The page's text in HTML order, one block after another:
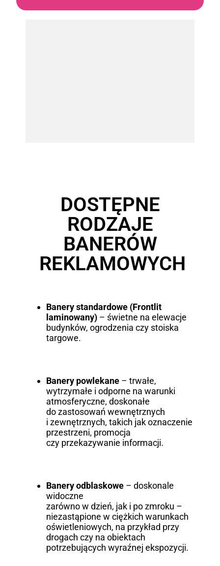
DOSTĘPNE
RODZAJE
BANERÓW
REKLAMOWYCH
Banery standardowe (Frontlit
laminowany)– świetne na elewacje
budynków, ogrodzenia czy stoiska
targowe.
Banery powlekane– trwałe,
wytrzymałe i odporne na warunki
atmosferyczne, doskonałe
do zastosowań wewnętrznych
i zewnętrznych, takich jak oznaczenie
przestrzeni, promocja
czy przekazywanie informacji.
Banery odblaskowe– doskonale
widoczne
zarówno w dzień, jak i po zmroku –
niezastąpione w ciężkich warunkach
oświetleniowych, na przykład przy
drogach czy na obiektach
potrzebujących wyraźnej ekspozycji.